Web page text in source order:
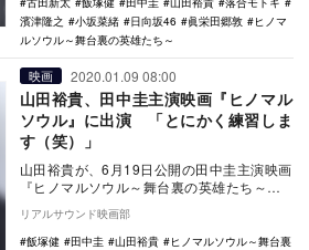
濱津隆之
小坂菜緒 日向坂46 眞栄田郷敦
ヒノマ
ルソウル～舞台裏の英雄たち～
映画 2020.01.09 08:00
山田裕貴、田中圭主演映画『ヒノマル
ソウル』に出演 「とにかく練習しま
す（笑）」
山田裕貴が、6月19日公開の田中圭主演映画
『ヒノマルソウル～舞台裏の英雄たち～』
に出演することが決定した。 本作は、
19…
リアルサウンド映画部
飯塚健
田中圭 山田裕貴
ヒノマルソウル～舞台裏